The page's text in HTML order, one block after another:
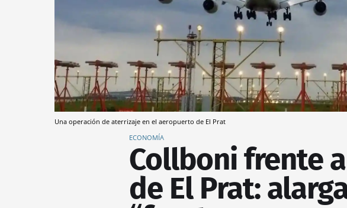
Una operación de aterrizaje en el aeropuerto de El Prat
ECONOMÍA
Collboni frente
de El Prat: